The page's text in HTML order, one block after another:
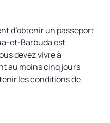
d’obtenir un passeport
et-Barbuda est
devez vivre à
au moins cinq jours
les conditions de